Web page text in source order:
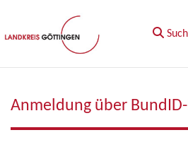
Zum Hauptinhalt springen
Anmeldung über